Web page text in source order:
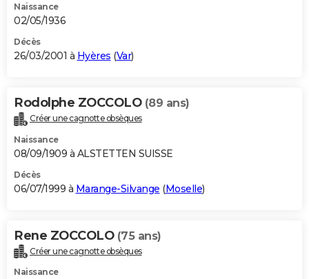
Naissance
02/05/1936
Décès
26/03/2001 à Hyères (Var)
Rodolphe ZOCCOLO (89 ans)
Créer une cagnotte obsèques
Naissance
08/09/1909 à ALSTETTEN SUISSE
Décès
06/07/1999 à Marange-Silvange (Moselle)
Rene ZOCCOLO (75 ans)
Créer une cagnotte obsèques
Naissance